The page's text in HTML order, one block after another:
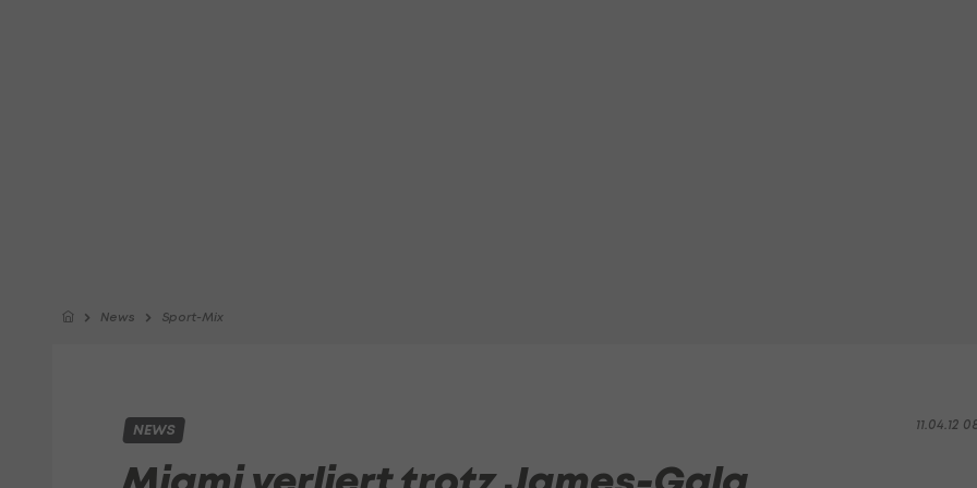
News Sport-Mix
11.04.12
NEWS